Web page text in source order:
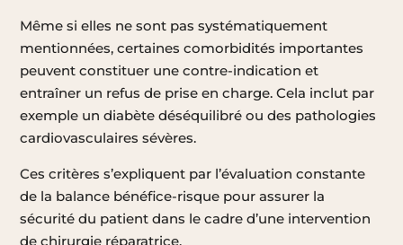
Même si elles ne sont pas systématiquement
mentionnées, certaines comorbidités importantes
peuvent constituer une contre-indication et
entraîner un refus de prise en charge. Cela inclut par
exemple un diabète déséquilibré ou des pathologies
cardiovasculaires sévères.
Ces critères s’expliquent par l’évaluation constante
de la balance bénéfice-risque pour assurer la
sécurité du patient dans le cadre d’une intervention
de chirurgie réparatrice.